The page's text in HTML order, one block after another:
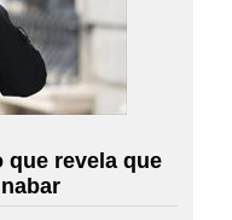
que revela que